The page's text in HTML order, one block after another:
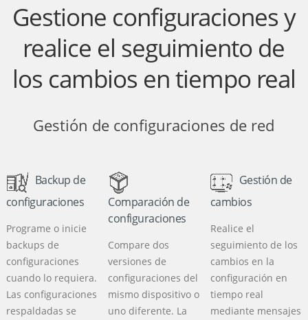
Gestione configuraciones y
realice el seguimiento de
los cambios en tiempo real
Gestión de configuraciones de red
Backup de
configuraciones
Programe o inicie
backups de
configuraciones
cuando lo requiera.
Las configuraciones
respaldadas se
Comparación de
configuraciones
Compare dos
versiones de
configuraciones del
mismo dispositivo o
uno diferente. La
Gestión de
cambios
Realice el
seguimiento de los
cambios en la
configuración en
tiempo real
mediante mensajes